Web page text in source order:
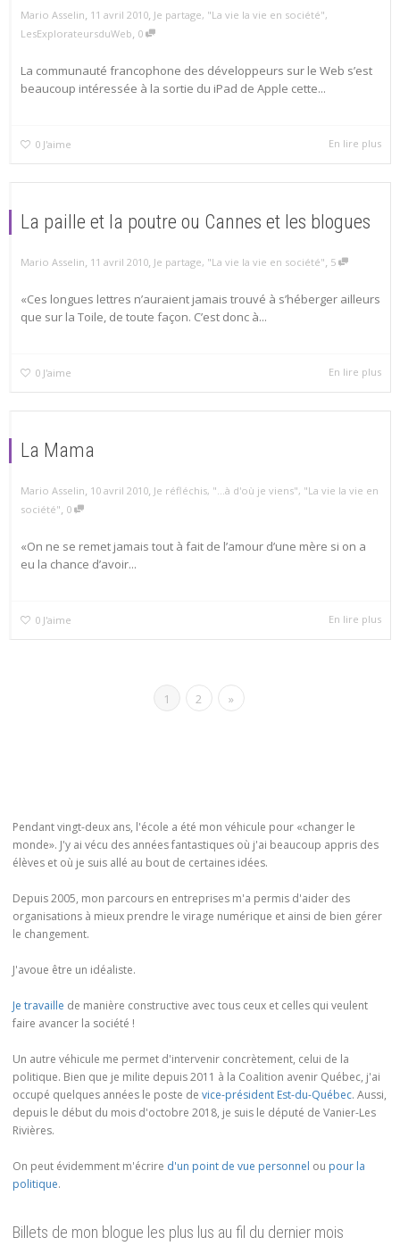
Mario Asselin, 11 avril 2010, Je partage, "La vie la vie en société",
LesExplorateursduWeb, 0
La communauté francophone des développeurs sur le Web s’est
beaucoup intéressée à la sortie du iPad de Apple cette...
0 J'aime En lire plus
La paille et la poutre ou Cannes et les blogues
Mario Asselin, 11 avril 2010, Je partage, "La vie la vie en société", 5
«Ces longues lettres n’auraient jamais trouvé à s’héberger ailleurs
que sur la Toile, de toute façon. C’est donc à...
0 J'aime En lire plus
La Mama
Mario Asselin, 10 avril 2010, Je réfléchis, "...à d'où je viens", "La vie la vie en
société", 0
«On ne se remet jamais tout à fait de l’amour d’une mère si on a
eu la chance d’avoir...
0 J'aime En lire plus
1 2 »
Pendant vingt-deux ans, l'école a été mon véhicule pour «changer le
monde». J'y ai vécu des années fantastiques où j'ai beaucoup appris des
élèves et où je suis allé au bout de certaines idées.
Depuis 2005, mon parcours en entreprises m'a permis d'aider des
organisations à mieux prendre le virage numérique et ainsi de bien gérer
le changement.
J'avoue être un idéaliste.
Je travaille de manière constructive avec tous ceux et celles qui veulent
faire avancer la société !
Un autre véhicule me permet d'intervenir concrètement, celui de la
politique. Bien que je milite depuis 2011 à la Coalition avenir Québec, j'ai
occupé quelques années le poste de vice-président Est-du-Québec. Aussi,
depuis le début du mois d'octobre 2018, je suis le député de Vanier-Les
Rivières.
On peut évidemment m'écrire d'un point de vue personnel ou pour la
politique.
Billets de mon blogue les plus lus au fil du dernier mois